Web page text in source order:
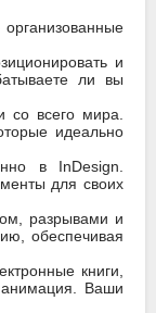
и
ли вы
со всего мира.
идеально
в InDesign.
для своих
разрывами и
обеспечивая
книги,
анимация. Ваши